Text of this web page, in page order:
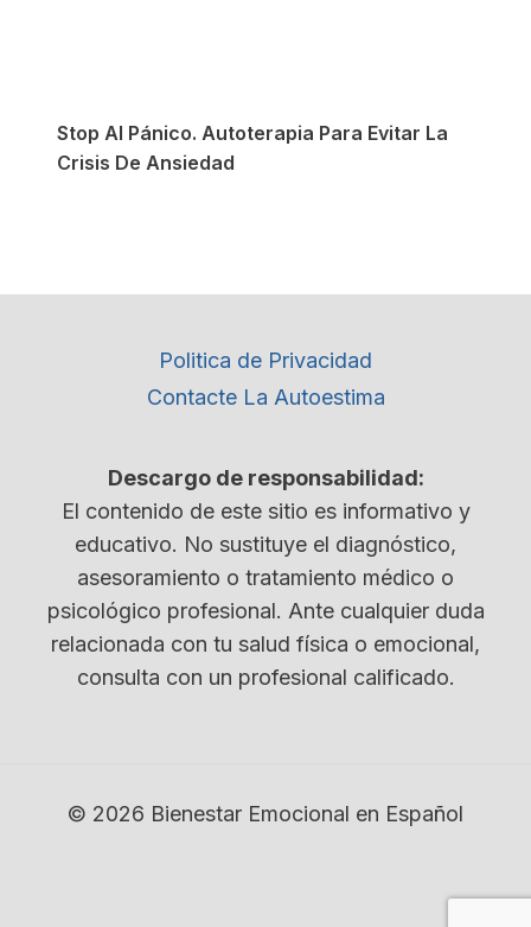
Stop Al Pánico. Autoterapia Para Evitar La
Crisis De Ansiedad
Politica de Privacidad
Contacte La Autoestima
Descargo de responsabilidad:
El contenido de este sitio es informativo y
educativo. No sustituye el diagnóstico,
asesoramiento o tratamiento médico o
psicológico profesional. Ante cualquier duda
relacionada con tu salud física o emocional,
consulta con un profesional calificado.
© 2026 Bienestar Emocional en Español